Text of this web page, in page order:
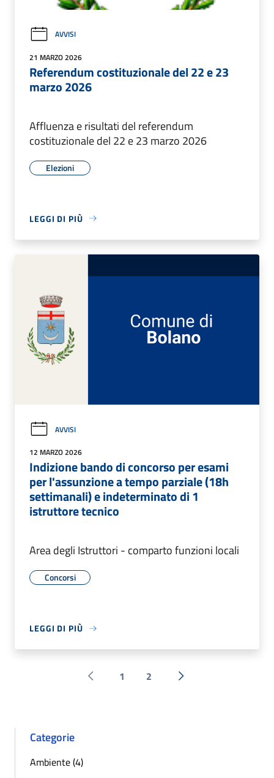
AVVISI
21 MARZO 2026
Referendum costituzionale del 22 e 23
marzo 2026
Affluenza e risultati del referendum
costituzionale del 22 e 23 marzo 2026
Elezioni
LEGGI DI PIÙ
AVVISI
12 MARZO 2026
Indizione bando di concorso per esami
per l'assunzione a tempo parziale (18h
settimanali) e indeterminato di 1
istruttore tecnico
Area degli Istruttori - comparto funzioni locali
Concorsi
LEGGI DI PIÙ
Pagina precedente
1 2 Successiva »
Categorie
Ambiente (4)